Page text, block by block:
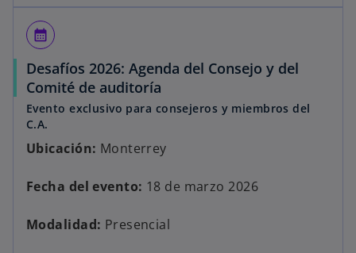
calendar_month
Desafíos 2026: Agenda del Consejo y del
Comité de auditoría
Evento exclusivo para consejeros y miembros del
C.A.
Ubicación: Monterrey
Fecha del evento: 18 de marzo 2026
Modalidad: Presencial